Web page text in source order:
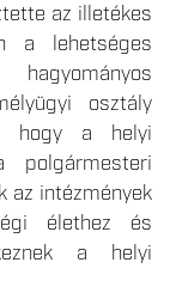
az illetékes
a lehetséges
osztály
hogy a helyi
polgármesteri
az intézmények
élethez és
a helyi